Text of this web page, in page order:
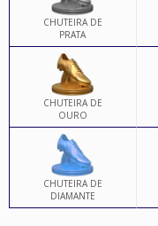
CHUTEIRA DE
PRATA
CHUTEIRA DE
OURO
CHUTEIRA DE
DIAMANTE